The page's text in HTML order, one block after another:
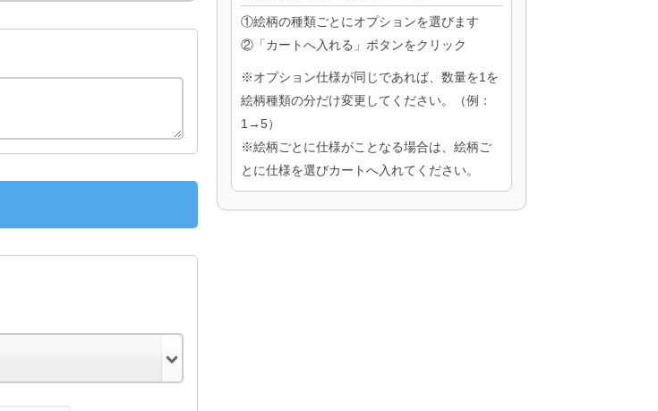
①絵柄の種類ごとにオプションを選びます
②「カートへ入れる」ボタンをクリック
※オプション仕様が同じであれば、数量を1を
絵柄種類の分だけ変更してください。（例：
1→5）
※絵柄ごとに仕様がことなる場合は、絵柄ご
とに仕様を選びカートへ入れてください。